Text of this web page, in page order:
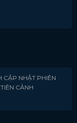
CẬP NHẬT PHIÊN
CẢNH